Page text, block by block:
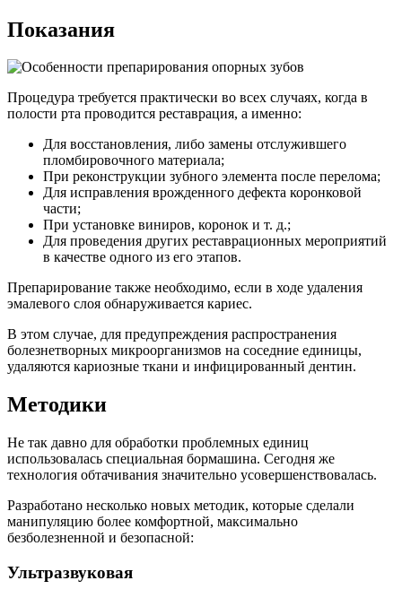
Показания
Процедура требуется практически во всех случаях, когда в
полости рта проводится реставрация, а именно:
Для восстановления, либо замены отслужившего
пломбировочного материала;
При реконструкции зубного элемента после перелома;
Для исправления врожденного дефекта коронковой
части;
При установке виниров, коронок и т. д.;
Для проведения других реставрационных мероприятий
в качестве одного из его этапов.
Препарирование также необходимо, если в ходе удаления
эмалевого слоя обнаруживается кариес.
В этом случае, для предупреждения распространения
болезнетворных микроорганизмов на соседние единицы,
удаляются кариозные ткани и инфицированный дентин.
Методики
Не так давно для обработки проблемных единиц
использовалась специальная бормашина. Сегодня же
технология обтачивания значительно усовершенствовалась.
Разработано несколько новых методик, которые сделали
манипуляцию более комфортной, максимально
безболезненной и безопасной:
Ультразвуковая